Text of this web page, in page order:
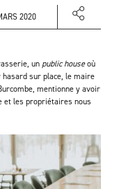
2020
un public houseoù
hasard sur place, le maire
mentionne y avoir
et les propriétaires nous